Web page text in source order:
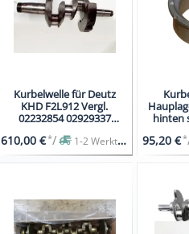
Kurbelwelle für Deutz
KHD F2L912 Vergl.
02232854 02929337
610,00 €*/ 1-2 Werktage
hinten
95,20 €*